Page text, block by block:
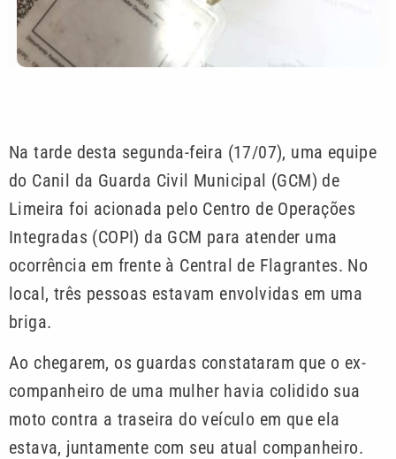
Na tarde desta segunda-feira (17/07), uma equipe
do Canil da Guarda Civil Municipal (GCM) de
Limeira foi acionada pelo Centro de Operações
Integradas (COPI) da GCM para atender uma
ocorrência em frente à Central de Flagrantes. No
local, três pessoas estavam envolvidas em uma
briga.
Ao chegarem, os guardas constataram que o ex-
companheiro de uma mulher havia colidido sua
moto contra a traseira do veículo em que ela
estava, juntamente com seu atual companheiro.